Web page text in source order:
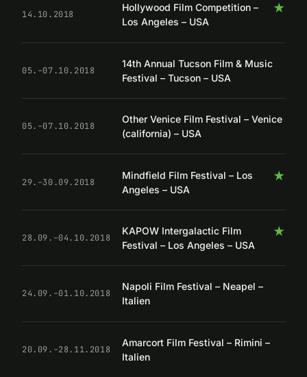
14.10.2018 ★
Hollywood Film Competition –
Los Angeles – USA
05.–07.10.2018
14th Annual Tucson Film & Music
Festival – Tucson – USA
05.–07.10.2018
Other Venice Film Festival – Venice
(california) – USA
29.–30.09.2018 ★
Mindfield Film Festival – Los
Angeles – USA
28.09.–04.10.2018 ★
KAPOW Intergalactic Film
Festival – Los Angeles – USA
24.09.–01.10.2018
Napoli Film Festival – Neapel –
Italien
20.09.–28.11.2018
Amarcort Film Festival – Rimini –
Italien